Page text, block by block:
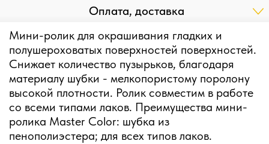
Оплата, доставка
Мини-ролик для окрашивания гладких и
полушероховатых поверхностей поверхностей.
Снижает количество пузырьков, благодаря
материалу шубки - мелкопористому поролону
высокой плотности. Ролик совместим в работе
со всеми типами лаков. Преимущества мини-
ролика Master Color: шубка из
пенополиэстера; для всех типов лаков.